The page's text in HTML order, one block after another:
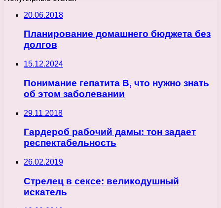
20.06.2018
Планирование домашнего бюджета без
долгов
15.12.2024
Понимание гепатита В, что нужно знать
об этом заболевании
29.11.2018
Гардероб рабочий дамы: тон задает
респектабельность
26.02.2019
Стрелец в сексе: великодушный
искатель